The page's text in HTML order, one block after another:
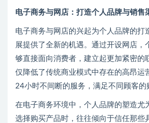
电子商务与网店：打造个人品牌与销售
电子商务与网店的兴起为个人品牌的打
展提供了全新的机遇。通过开设网店，
够直接面向消费者，建立起更加紧密的
仅降低了传统商业模式中存在的高昂运
24小时不间断的服务，满足不同顾客的
在电子商务环境中，个人品牌的塑造尤
选择购买产品时，往往倾向于信任那些